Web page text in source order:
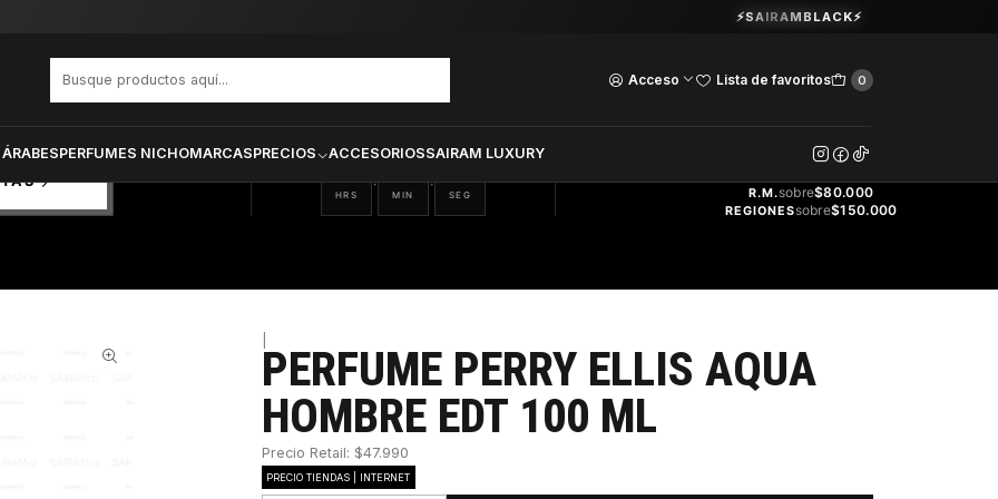
Acceso Lista de favoritos 0
PERFUMES NICHOMARCASPRECIOS ACCESORIOSSAIRAM LUXURY
Guardia Vieja 202. Oficina 102.Ver Horarios
⚡SAIRAMBLACK⚡
07
HRS
: 39
MIN
: 46
SEG
GRATIS
R.M.sobre$80.000
REGIONESsobre$150.000
PERFUME PERRY ELLIS AQUA
HOMBRE EDT 100 ML
Precio Retail: $47.990
PRECIO TIENDAS | INTERNET